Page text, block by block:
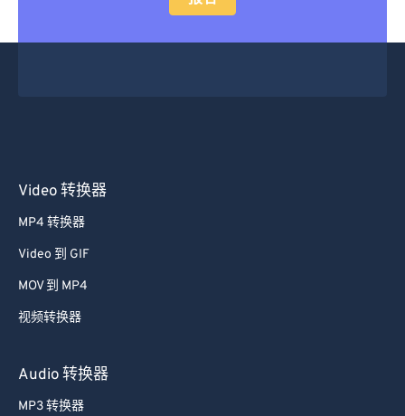
Video 转换器
MP4 转换器
Video 到 GIF
MOV 到 MP4
视频转换器
Audio 转换器
MP3 转换器